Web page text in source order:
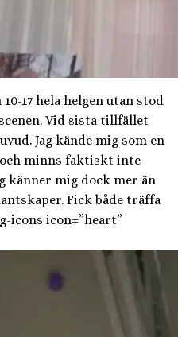
17 hela helgen utan stod
Vid sista tillfället
Jag kände mig som en
minns faktiskt inte
känner mig dock mer än
Fick både träffa
icons icon=”heart”